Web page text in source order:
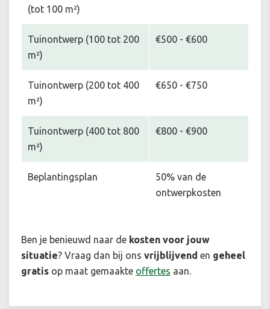
(tot 100 m²)
Tuinontwerp (100 tot 200
m²)
€500 - €600
Tuinontwerp (200 tot 400
m²)
€650 - €750
Tuinontwerp (400 tot 800
m²)
€800 - €900
Beplantingsplan
50% van de
ontwerpkosten
Ben je benieuwd naar de kosten voor jouw
situatie? Vraag dan bij ons vrijblijvend en geheel
gratis op maat gemaakte offertes aan.